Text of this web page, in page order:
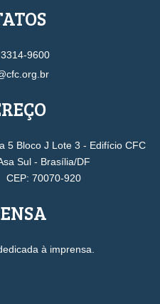
9600
5 Bloco J Lote 3 - Edifício CFC
Sul - Brasília/DF
CEP: 70070-920
à imprensa.